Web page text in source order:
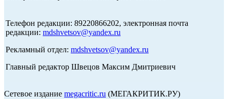
Телефон редакции: 89220866202, электронная почта
редакции: mdshvetsov@yandex.ru
Рекламный отдел: mdshvetsov@yandex.ru
Главный редактор Швецов Максим Дмитриевич
Сетевое издание megacritic.ru (МЕГАКРИТИК.РУ)